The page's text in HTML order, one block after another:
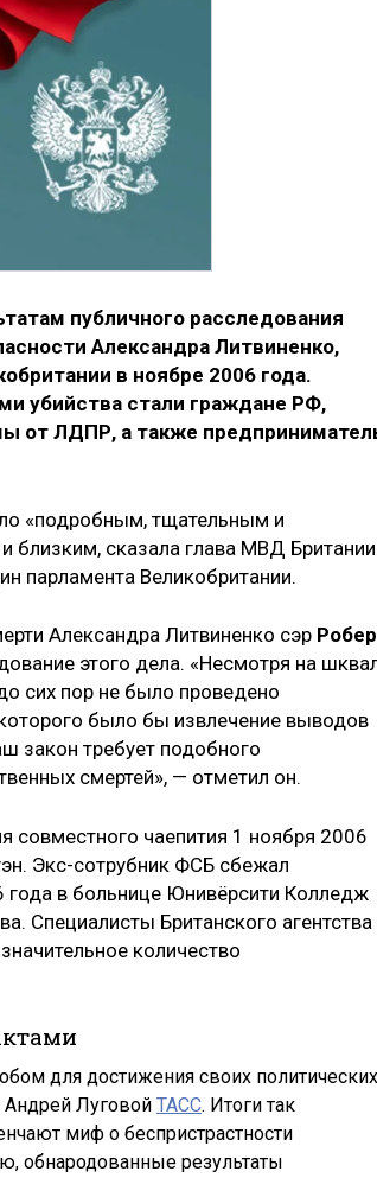
публичного расследования
Александра Литвиненко,
в ноябре 2006 года.
убийства стали граждане РФ,
от ЛДПР, а также
«подробным, тщательным и
близким, сказала глава МВД Британии
парламента Великобритании.
Александра Литвиненко сэр
этого дела. «Несмотря на
сих пор не было проведено
было бы извлечение выводов
закон требует подобного
смертей», — отметил он.
совместного чаепития 1 ноября 2006
Экс-сотрубник ФСБ сбежал
в больнице Юнивёрсити Колледж
Специалисты Британского агентства
количество
для достижения своих политических
Андрей Луговой ТАСС. Итоги так
миф о беспристрастности
обнародованные результаты